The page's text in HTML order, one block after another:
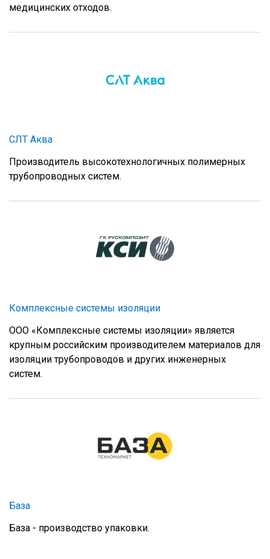
медицинских отходов.
СЛТ Аква
Производитель высокотехнологичных полимерных
трубопроводных систем.
Комплексные системы изоляции
ООО «Комплексные системы изоляции» является
крупным российским производителем материалов для
изоляции трубопроводов и других инженерных
систем.
База
База - производство упаковки.